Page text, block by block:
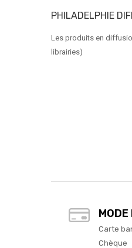
PHILADELPHIE
Les produits en
librairies)
MODE
Carte
Chèque